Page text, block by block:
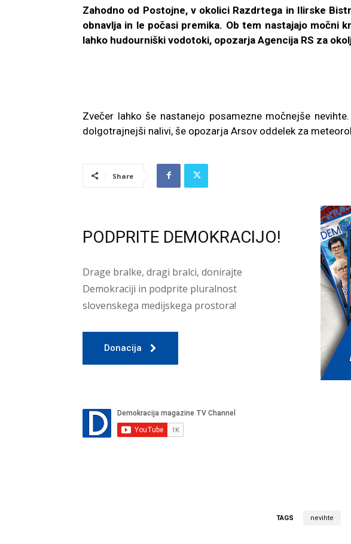
Zahodno od Postojne, v okolici Razdrtega in Ilirske
obnavlja in le počasi premika. Ob tem nastajajo močni
lahko hudourniški vodotoki, opozarja Agencija RS za
Zvečer lahko še nastanejo posamezne močnejše
dolgotrajnejši nalivi, še opozarja Arsov oddelek za
Share
PODPRITE DEMOKRACIJO!
Drage bralke, dragi bralci, donirajte
Demokraciji in podprite pluralnost
slovenskega medijskega prostora!
Donacija
TAGS nevihte